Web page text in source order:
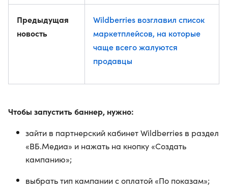
Предыдущая
новость
Wildberries возглавил список
маркетплейсов, на которые
чаще всего жалуются
продавцы
Чтобы запустить баннер, нужно:
зайти в партнерский кабинет Wildberries в раздел
«ВБ.Медиа» и нажать на кнопку «Создать
кампанию»;
выбрать тип кампании с оплатой «По показам»;